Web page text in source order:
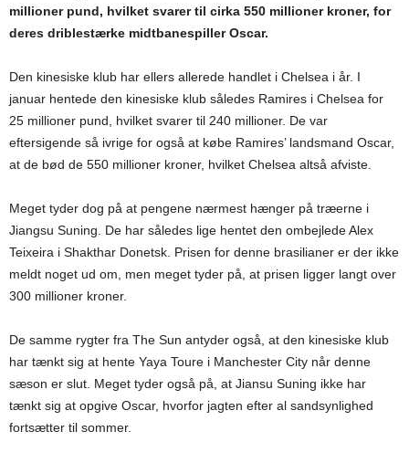
millioner pund, hvilket svarer til cirka 550 millioner kroner, for
deres driblestærke midtbanespiller Oscar.
Den kinesiske klub har ellers allerede handlet i Chelsea i år. I
januar hentede den kinesiske klub således Ramires i Chelsea for
25 millioner pund, hvilket svarer til 240 millioner. De var
eftersigende så ivrige for også at købe Ramires’ landsmand Oscar,
at de bød de 550 millioner kroner, hvilket Chelsea altså afviste.
Meget tyder dog på at pengene nærmest hænger på træerne i
Jiangsu Suning. De har således lige hentet den ombejlede Alex
Teixeira i Shakthar Donetsk. Prisen for denne brasilianer er der ikke
meldt noget ud om, men meget tyder på, at prisen ligger langt over
300 millioner kroner.
De samme rygter fra The Sun antyder også, at den kinesiske klub
har tænkt sig at hente Yaya Toure i Manchester City når denne
sæson er slut. Meget tyder også på, at Jiansu Suning ikke har
tænkt sig at opgive Oscar, hvorfor jagten efter al sandsynlighed
fortsætter til sommer.